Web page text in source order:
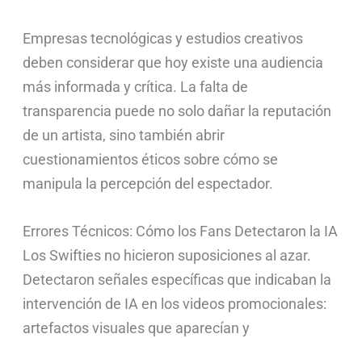
Empresas tecnológicas y estudios creativos
deben considerar que hoy existe una audiencia
más informada y crítica. La falta de
transparencia puede no solo dañar la reputación
de un artista, sino también abrir
cuestionamientos éticos sobre cómo se
manipula la percepción del espectador.
Errores Técnicos: Cómo los Fans Detectaron la IA
Los Swifties no hicieron suposiciones al azar.
Detectaron señales específicas que indicaban la
intervención de IA en los videos promocionales:
artefactos visuales que aparecían y